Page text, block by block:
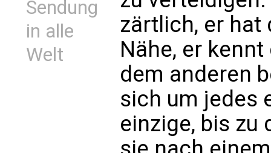
Sendung
in alle
Welt
zärtlich, er hat
Nähe, er
dem anderen
sich um jedes
einzige, bis zu